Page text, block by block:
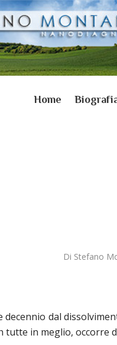
Home
Di Stefano
decennio dal
tutte in meglio, occorre